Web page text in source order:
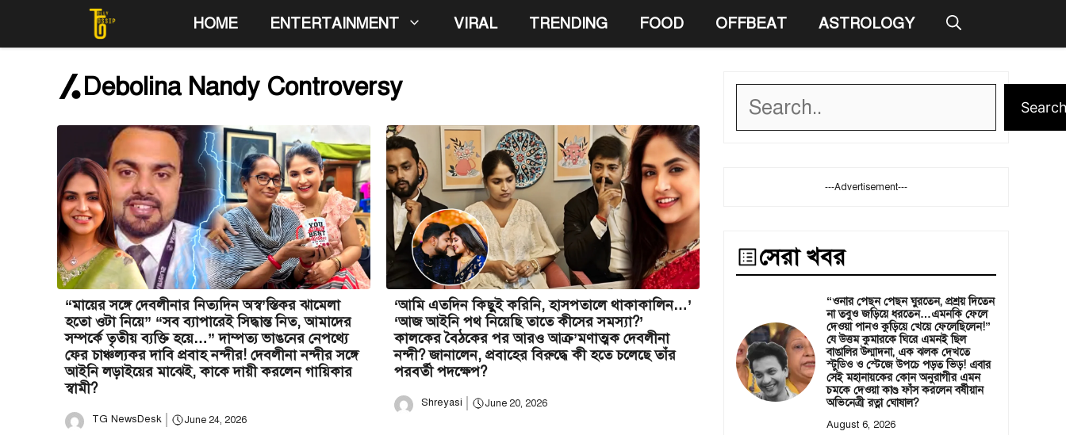
to
HOME ENTERTAINMENT VIRAL TRENDING FOOD OFFBEAT ASTROLOGY
Debolina Nandy Controversy
“মায়ের সঙ্গে দেবলীনার নিত্যদিন অস্ব’স্তিকর ঝামেলা
হতো ওটা নিয়ে” “সব ব্যাপারেই সিদ্ধান্ত নিত, আমাদের
সম্পর্কে তৃতীয় ব্যক্তি হয়ে…” দাম্পত্য ভাঙনের নেপথ্যে
ফের চাঞ্চল্যকর দাবি প্রবাহ নন্দীর! দেবলীনা নন্দীর সঙ্গে
আইনি লড়াইয়ের মাঝেই, কাকে দায়ী করলেন গায়িকার
স্বামী?
TG NewsDesk June 24, 2026
‘আমি এতদিন কিছুই করিনি, হাসপতালে থাকাকালিন…’
‘আজ আইনি পথ নিয়েছি তাতে কীসের সমস্যা?’
কালকের বৈঠকের পর আরও আক্র’মণাত্মক দেবলীনা
নন্দী? জানালেন, প্রবাহের বিরুদ্ধে কী হতে চলেছে তাঁর
পরবর্তী পদক্ষেপ?
Shreyasi June 20, 2026
Search
---Advertisement---
সেরা খবর
“ওনার পেছন পেছন ঘুরতেন, প্রশ্রয় দিতেন
না তবুও জড়িয়ে ধরতেন…এমনকি ফেলে
দেওয়া পানও কুড়িয়ে খেয়ে ফেলেছিলেন!”
যে উত্তম কুমারকে ঘিরে এমনই ছিল
বাঙালির উন্মাদনা, এক ঝলক দেখতে
স্টুডিও ও স্টেজে উপচে পড়ত ভিড়! এবার
সেই মহানায়কের কোন অনুরাগীর এমন
চমকে দেওয়া কাণ্ড ফাঁস করলেন বর্ষীয়ান
অভিনেত্রী রত্না ঘোষাল?
August 6, 2026